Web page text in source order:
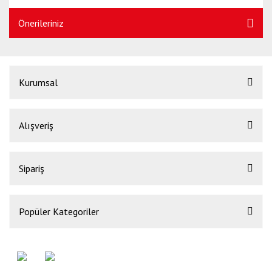
Önerileriniz
Kurumsal
Alışveriş
Sipariş
Popüler Kategoriler